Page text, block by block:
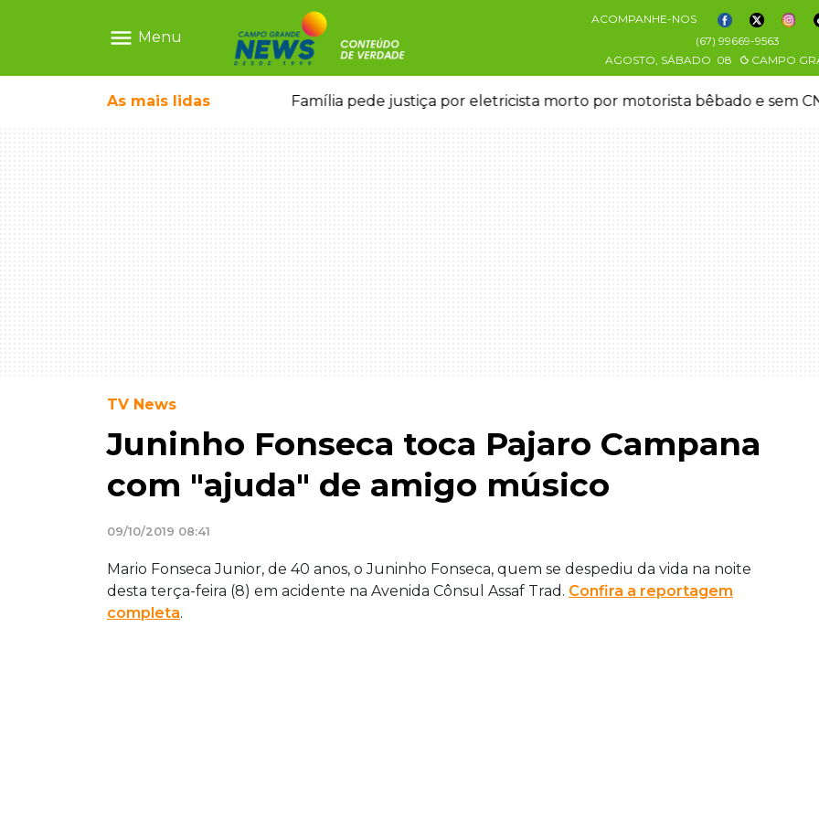
menu Menu
ACOMPANHE-NOS
(67) 99669-9563
AGOSTO, SÁBADO 08 CAMPO
As mais lidas
e morre a caminho do hospital Família pede justiça por eletricista morto por motorista bêbado e sem
TV News
Juninho Fonseca toca Pajaro Campana
com "ajuda" de amigo músico
09/10/2019 08:41
Mario Fonseca Junior, de 40 anos, o Juninho Fonseca, quem se despediu da vida na noite
desta terça-feira (8) em acidente na Avenida Cônsul Assaf Trad. Confira a reportagem
completa.